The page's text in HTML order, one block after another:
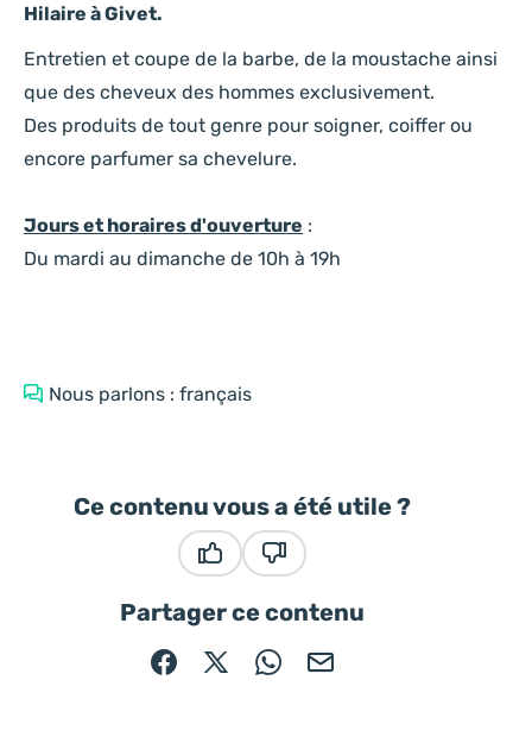
Hilaire à Givet.
Entretien et coupe de la barbe, de la moustache ainsi
que des cheveux des hommes exclusivement.
Des produits de tout genre pour soigner, coiffer ou
encore parfumer sa chevelure.
Jours et horaires d'ouverture :
Du mardi au dimanche de 10h à 19h
Nous parlons : français
Ce contenu vous a été utile ?
Partager ce contenu
Partager sur Facebook (nouvelle fenêtre)
Partager sur X / Twitter (nouvelle
Partager sur WhatsApp
Partager par mail